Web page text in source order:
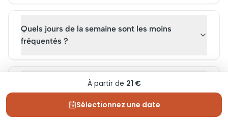
Quels jours de la semaine sont les moins
fréquentés ?
Combien de temps prévoir pour profiter
À partir de 21 €
Sélectionnez une date